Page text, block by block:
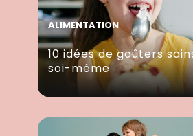
ALIMENTATION
10 idées de goûters
soi-même